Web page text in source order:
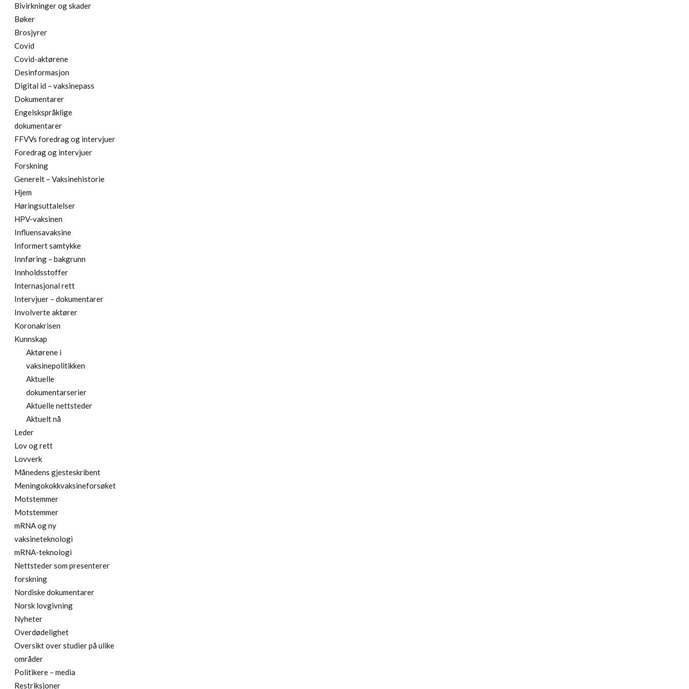
Bivirkninger og skader
Bøker
Brosjyrer
Covid
Covid-aktørene
Desinformasjon
Digital id – vaksinepass
Dokumentarer
Engelskspråklige
dokumentarer
FFVVs foredrag og intervjuer
Foredrag og intervjuer
Forskning
Generelt – Vaksinehistorie
Hjem
Høringsuttalelser
HPV-vaksinen
Influensavaksine
Informert samtykke
Innføring – bakgrunn
Innholdsstoffer
Internasjonal rett
Intervjuer – dokumentarer
Involverte aktører
Koronakrisen
Kunnskap
Aktørene i
vaksinepolitikken
Aktuelle
dokumentarserier
Aktuelle nettsteder
Aktuelt nå
Leder
Lov og rett
Lovverk
Månedens gjesteskribent
Meningokokkvaksineforsøket
Motstemmer
Motstemmer
mRNA og ny
vaksineteknologi
mRNA-teknologi
Nettsteder som presenterer
forskning
Nordiske dokumentarer
Norsk lovgivning
Nyheter
Overdødelighet
Oversikt over studier på ulike
områder
Politikere – media
Restriksjoner